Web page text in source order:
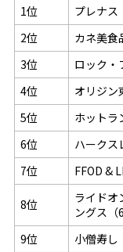
1位
プレナス
2位
カネ美食
3位
ロック・
4位
オリジン
5位
ホットラ
6位
ハークス
7位
FFOD &
8位
ライドオ
ングス（
9位 小僧寿し